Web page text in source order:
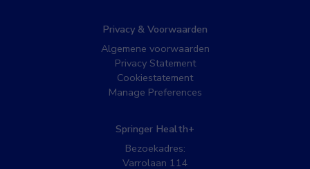
Privacy & Voorwaarden
Algemene voorwaarden
Privacy Statement
Cookiestatement
Manage Preferences
Springer Health+
Bezoekadres:
Varrolaan 114